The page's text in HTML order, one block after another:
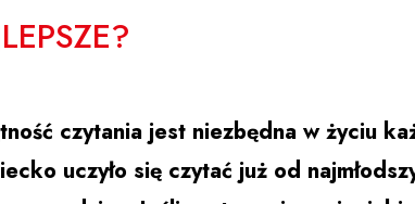
czytania jest niezbędna w życiu
uczyło się czytać już od